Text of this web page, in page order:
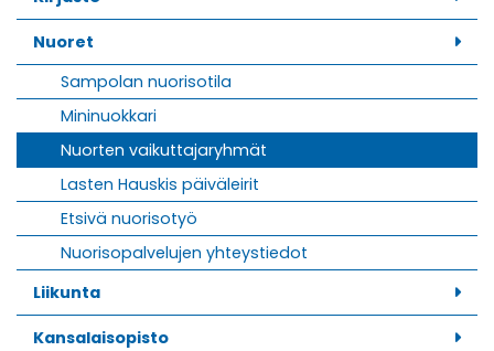
Nuoret
Sampolan nuorisotila
Mininuokkari
Nuorten vaikuttajaryhmät
Lasten Hauskis päiväleirit
Etsivä nuorisotyö
Nuorisopalvelujen yhteystiedot
Liikunta
Kansalaisopisto